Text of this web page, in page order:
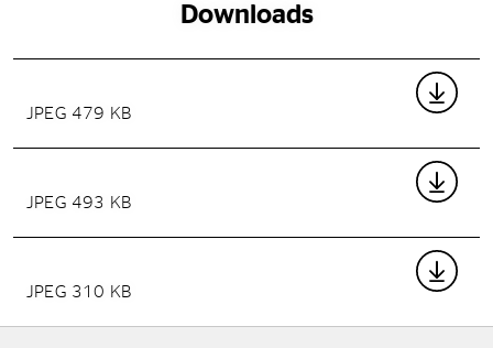
Downloads
JPEG 479 KB
JPEG 493 KB
JPEG 310 KB